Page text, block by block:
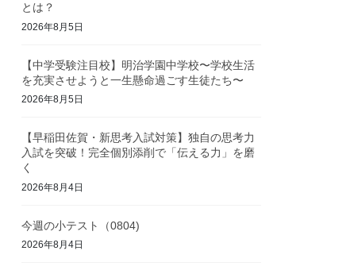
とは？
2026年8月5日
【中学受験注目校】明治学園中学校〜学校生活
を充実させようと一生懸命過ごす生徒たち〜
2026年8月5日
【早稲田佐賀・新思考入試対策】独自の思考力
入試を突破！完全個別添削で「伝える力」を磨
く
2026年8月4日
今週の小テスト（0804)
2026年8月4日